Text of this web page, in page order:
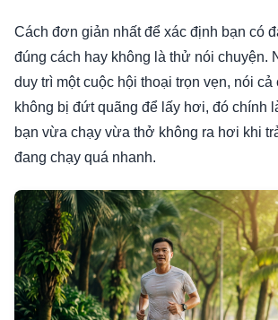
Cách đơn giản nhất để xác định bạn có
đúng cách hay không là thử nói chuyện.
duy trì một cuộc hội thoại trọn vẹn, nói cả
không bị đứt quãng để lấy hơi, đó chính
bạn vừa chạy vừa thở không ra hơi khi
đang chạy quá nhanh.